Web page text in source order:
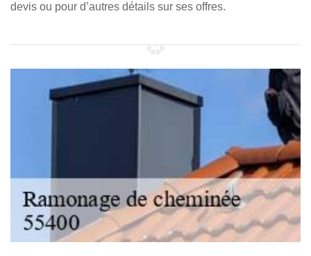
devis ou pour d’autres détails sur ses offres.